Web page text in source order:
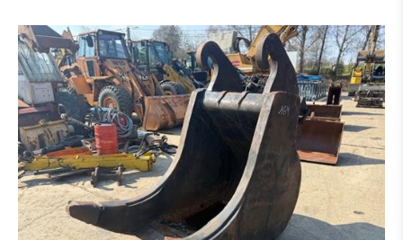
LADESCHAUFEL
KLAPPSCHAUFEL (4IN1 SCHAUFEL)
HOCHKIPPSCHAUFEL
KEHRBÜRSTE
SCHNEESCHILD